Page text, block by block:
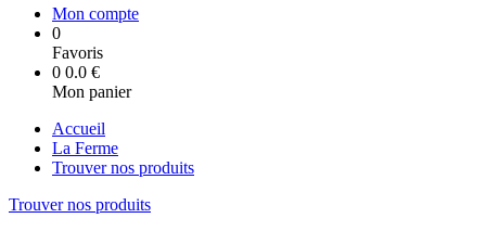
Mon compte
0
Favoris
0 0.0 €
Mon panier
Accueil
La Ferme
Trouver nos produits
Trouver nos produits